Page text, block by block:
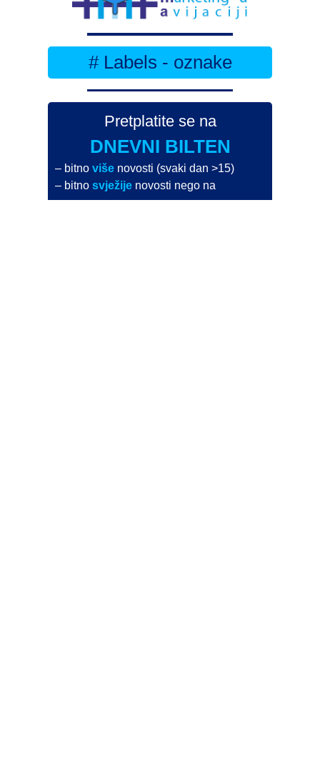
# Labels - oznake
Pretplatite se na
DNEVNI BILTEN
– bitnoviše novosti (svaki dan >15)
– bitnosvježije novosti nego na
zamaaero